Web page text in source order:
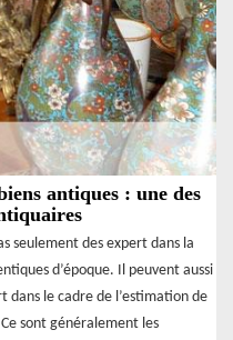
antiques : une des
seulement des expert dans la
d’époque. Il peuvent aussi
dans le cadre de l’estimation de
sont généralement les